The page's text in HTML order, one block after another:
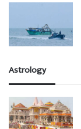
Astrology